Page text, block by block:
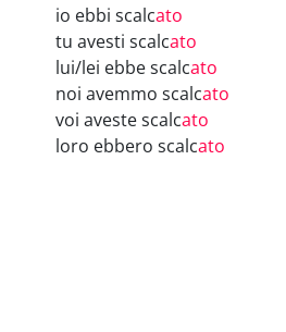
io ebbi scalcato
tu avesti scalcato
lui/lei ebbe scalcato
noi avemmo scalcato
voi aveste scalcato
loro ebbero scalcato